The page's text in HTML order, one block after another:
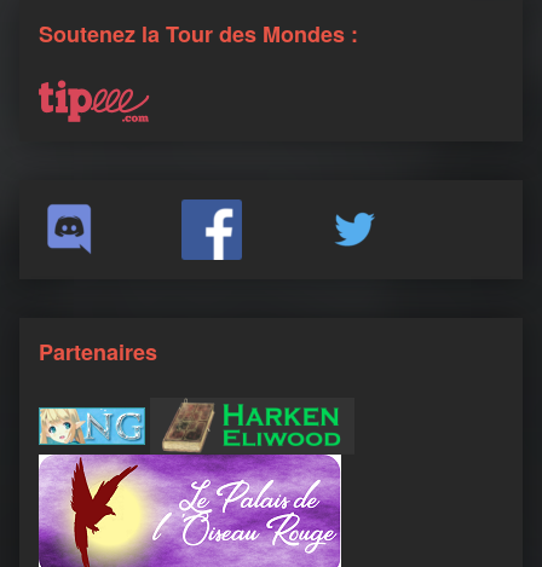
Soutenez la Tour des Mondes :
Partenaires